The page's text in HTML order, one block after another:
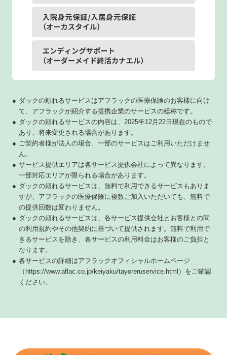
● ダックの頼れるサービスはアフラックの医療保険のお客様に向け
て、アフラックが紹介する提携企業のサービスの総称です。
● ダックの頼れるサービスの内容は、2025年12月22日現在のもので
あり、将来変更される場合があります。
● ご契約者様が法人の場合、一部のサービスはご利用いただけませ
ん。
● サービス提供エリアは各サービス提供会社によって異なります。
一部対応エリアが限られる場合があります。
● ダックの頼れるサービスは、無料で利用できるサービスもありま
すが、アフラックの医療保険に複数ご加入いただいても、無料で
の提供回数は変わりません。
● ダックの頼れるサービスは、各サービス提供会社とお客様との間
の利用規約やその他契約に基づいて提供されます。無料で利用で
きるサービスを除き、各サービスの利用料金はお客様のご負担と
なります。
● 各サービスの詳細はアフラックオフィシャルホームページ
（https://www.aflac.co.jp/keiyaku/tayoreruservice.html）をご確認
ください。